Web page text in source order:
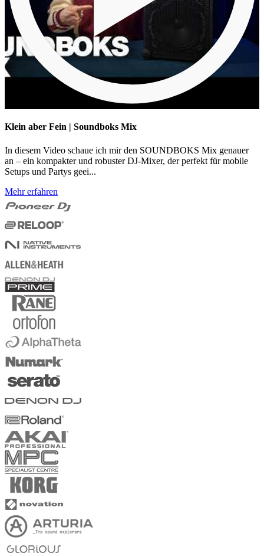
Klein aber Fein | Soundboks Mix
In diesem Video schaue ich mir den SOUNDBOKS Mix genauer
an – ein kompakter und robuster DJ-Mixer, der perfekt für mobile
Setups und Partys geei...
Mehr erfahren